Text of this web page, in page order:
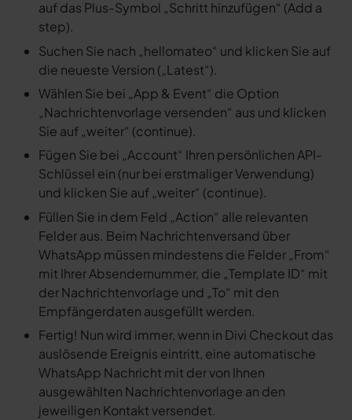
auf das Plus-Symbol „Schritt hinzufügen“ (Add a
step).
Suchen Sie nach „hellomateo“ und klicken Sie auf
die neueste Version („Latest“).
Wählen Sie bei „App & Event“ die Option
„Nachrichtenvorlage versenden“ aus und klicken
Sie auf „weiter“ (continue).
Fügen Sie bei „Account“ Ihren persönlichen API-
Schlüssel ein (nur bei erstmaliger Verwendung)
und klicken Sie auf „weiter“ (continue).
Füllen Sie in dem Feld „Action“ alle relevanten
Felder aus. Beim Nachrichtenversand über
WhatsApp müssen mindestens die Felder „From“
mit Ihrer Absendernummer, die „Template ID“ mit
der Nachrichtenvorlage und „To“ mit den
Empfängerdaten ausgefüllt werden.
Fertig! Nun wird immer, wenn in Divi Checkout das
auslösende Ereignis eintritt, eine automatische
WhatsApp Nachricht mit der von Ihnen
ausgewählten Nachrichtenvorlage an den
jeweiligen Kontakt versendet.